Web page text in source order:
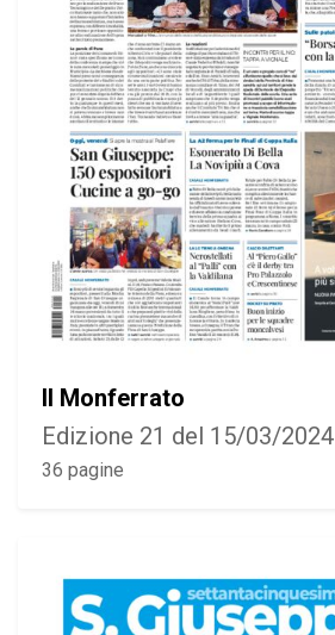
Il Monferrato
Edizione 21 del 15/03/2024
36 pagine